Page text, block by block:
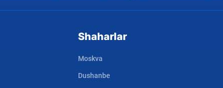
Shaharlar
Moskva
Dushanbe